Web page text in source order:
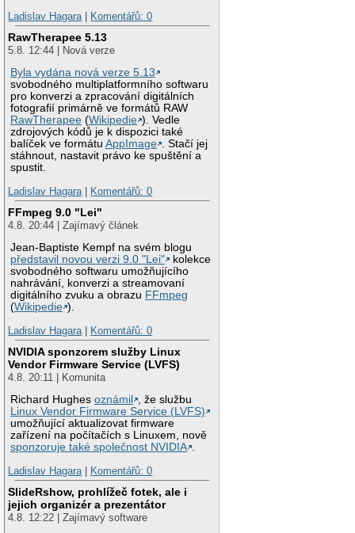
Ladislav Hagara| Komentářů: 0
RawTherapee 5.13
5.8. 12:44 | Nová verze
Byla vydána nová verze 5.13
svobodného multiplatformního softwaru
pro konverzi a zpracování digitálních
fotografií primárně ve formátů RAW
RawTherapee (Wikipedie ). Vedle
zdrojových kódů je k dispozici také
balíček ve formátuAppImage . Stačí jej
stáhnout, nastavit právo ke spuštění a
spustit.
Ladislav Hagara| Komentářů: 0
FFmpeg 9.0 "Lei"
4.8. 20:44 | Zajímavý článek
Jean-Baptiste Kempf na svém blogu
představil novou verzi 9.0 "Lei"
kolekce
svobodného softwaru umožňujícího
nahrávání, konverzi a streamovaní
digitálního zvuku a obrazu FFmpeg
(Wikipedie ).
Ladislav Hagara| Komentářů: 0
NVIDIA sponzorem služby Linux
Vendor Firmware Service (LVFS)
4.8. 20:11 | Komunita
Richard Hughesoznámil
, že službu
Linux Vendor Firmware Service (LVFS)
umožňující aktualizovat firmware
zařízení na počítačích s Linuxem, nově
sponzoruje také společnost NVIDIA .
Ladislav Hagara| Komentářů: 0
SlideRshow, prohlížeč fotek, ale i
jejich organizér a prezentátor
4.8. 12:22 | Zajímavý software